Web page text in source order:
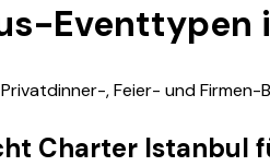
Eventtypen
, Feier- und
Charter